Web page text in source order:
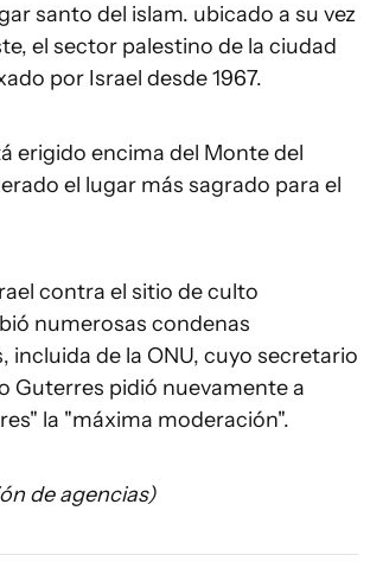
santo del islam. ubicado a su vez
el sector palestino de la ciudad
por Israel desde 1967.
erigido encima del Monte del
el lugar más sagrado para el
contra el sitio de culto
numerosas condenas
incluida de la ONU, cuyo secretario
Guterres pidió nuevamente a
la "máxima moderación".
de agencias)